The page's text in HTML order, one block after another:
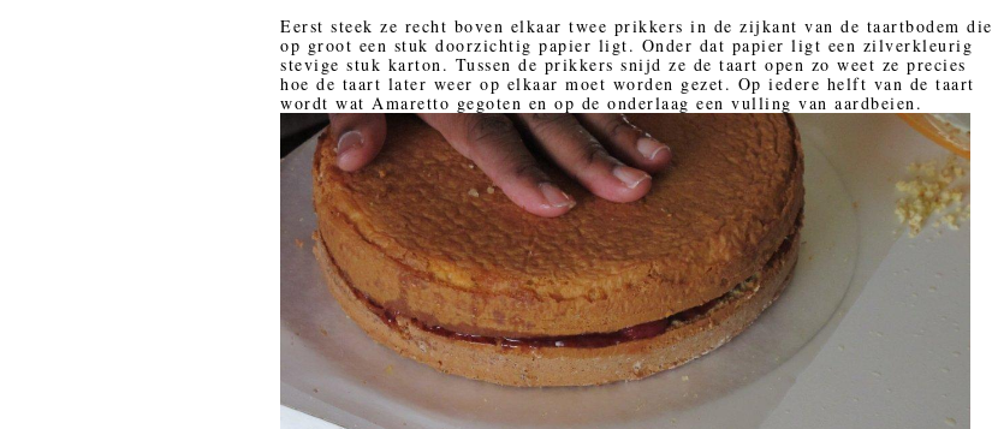
Eerst steek ze recht boven elkaar twee prikkers in de zijkant van de taartbodem die
op groot een stuk doorzichtig papier ligt. Onder dat papier ligt een zilverkleurig
stevige stuk karton. Tussen de prikkers snijd ze de taart open zo weet ze precies
hoe de taart later weer op elkaar moet worden gezet. Op iedere helft van de taart
wordt wat Amaretto gegoten en op de onderlaag een vulling van aardbeien.